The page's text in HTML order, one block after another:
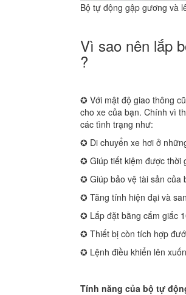
Bộ tự động gập gương và
Vì sao nên lắp
?
✪ Với mật độ giao thông
cho xe của bạn. Chính vì
các tình trạng như:
✪ Di chuyển xe hơi ở
✪ Giúp tiết kiệm được thời
✪ Giúp bảo vệ tài sản của
✪ Tăng tính hiện đại và
✪ Lắp đặt bằng cắm giắc
✪ Thiết bị còn tích hợp
✪ Lệnh điều khiển lên
Tính năng của bộ tự